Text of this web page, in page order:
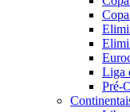
Liga
Pré-